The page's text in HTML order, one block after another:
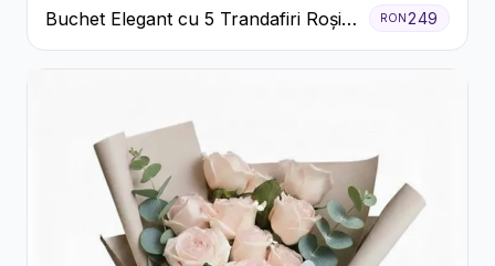
Buchet Elegant cu 5 Trandafiri Roșii
și Eucalipt
RON 249